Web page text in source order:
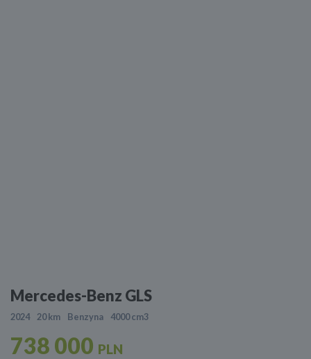
Mercedes-Benz GLS
2024 20 km Benzyna 4000 cm3
738 000 PLN